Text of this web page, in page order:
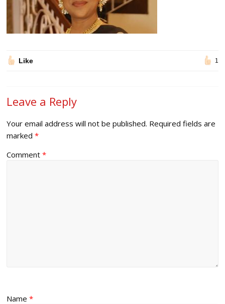
Like 1
Leave a Reply
Your email address will not be published. Required fields are
marked*
Comment*
Name*